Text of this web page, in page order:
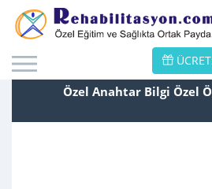
Özel Anahtar Bilgi Özel